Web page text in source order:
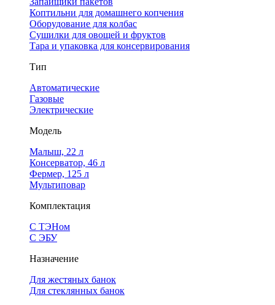
Коптильни для домашнего копчения
Оборудование для колбас
Сушилки для овощей и фруктов
Тара и упаковка для консервирования
Тип
Автоматические
Газовые
Электрические
Модель
Малыш, 22 л
Консерватор, 46 л
Фермер, 125 л
Мультиповар
Комплектация
С ТЭНом
С ЭБУ
Назначение
Для жестяных банок
Для стеклянных банок